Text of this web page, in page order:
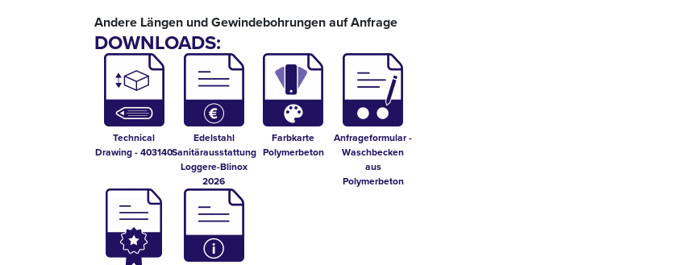
Andere Längen und Gewindebohrungen auf Anfrage
DOWNLOADS:
Technical
Drawing - 403140
Edelstahl
Sanitärausstattung
Loggere-Blinox
2026
Farbkarte
Polymerbeton
Anfrageformular -
Waschbecken
aus
Polymerbeton